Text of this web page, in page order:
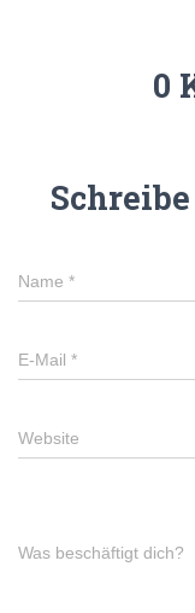
0
Name *
E-Mail *
Website
Was beschäftigt dich?